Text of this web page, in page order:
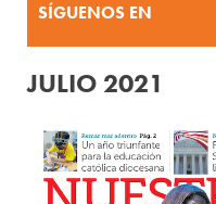
SÍGUENOS EN
JULIO 2021